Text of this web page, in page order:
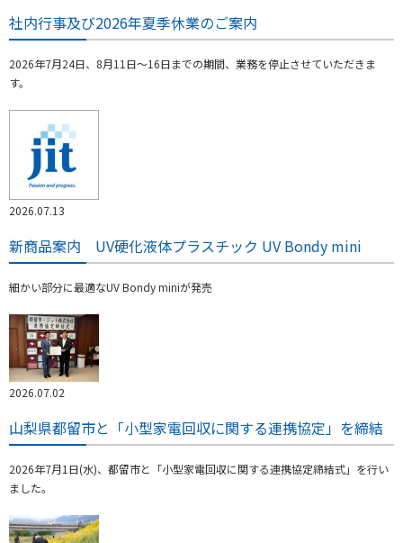
社内行事及び2026年夏季休業のご案内
2026年7月24日、8月11日～16日までの期間、業務を停止させていただきま
す。
2026.07.13
新商品案内 UV硬化液体プラスチック UV Bondy mini
細かい部分に最適なUV Bondy miniが発売
2026.07.02
山梨県都留市と「小型家電回収に関する連携協定」を締結
2026年7月1日(水)、都留市と「小型家電回収に関する連携協定締結式」を行い
ました。